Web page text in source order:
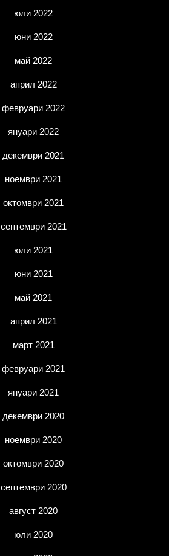
юли 2022
юни 2022
май 2022
април 2022
февруари 2022
януари 2022
декември 2021
ноември 2021
октомври 2021
септември 2021
юли 2021
юни 2021
май 2021
април 2021
март 2021
февруари 2021
януари 2021
декември 2020
ноември 2020
октомври 2020
септември 2020
август 2020
юли 2020